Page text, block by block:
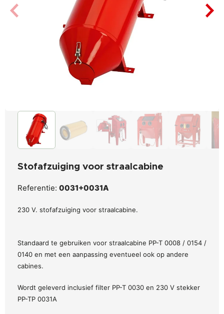
Stofafzuiging voor straalcabine
Referentie: 0031+0031A
230 V. stofafzuiging voor straalcabine.
Standaard te gebruiken voor straalcabine PP-T 0008 / 0154 /
0140 en met een aanpassing eventueel ook op andere
cabines.
Wordt geleverd inclusief filter PP-T 0030 en 230 V stekker
PP-TP 0031A